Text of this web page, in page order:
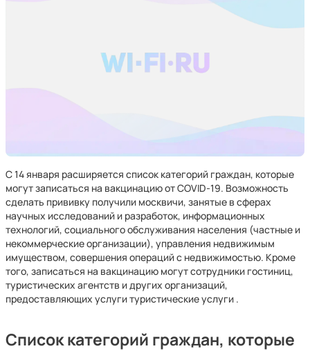
С 14 января расширяется список категорий граждан, которые
могут записаться на вакцинацию от COVID-19. Возможность
сделать прививку получили москвичи, занятые в сферах
научных исследований и разработок, информационных
технологий, социального обслуживания населения (частные и
некоммерческие организации), управления недвижимым
имуществом, совершения операций с недвижимостью. Кроме
того, записаться на вакцинацию могут сотрудники гостиниц,
туристических агентств и других организаций,
предоставляющих услуги туристические услуги .
Список категорий граждан, которые